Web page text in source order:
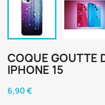
COQUE GOUTTE
IPHONE 15
6,90 €